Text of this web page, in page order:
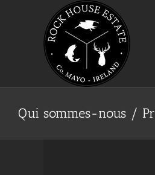
Panneau de gestion des cookies
Qui sommes-nous /